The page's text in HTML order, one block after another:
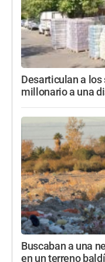
Desarticulan a
millonario a una
Buscaban a una
en un terreno